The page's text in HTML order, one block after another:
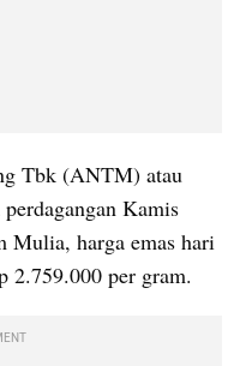
Tbk (ANTM) atau
Kamis
Mulia, harga emas hari
2.759.000 per gram.